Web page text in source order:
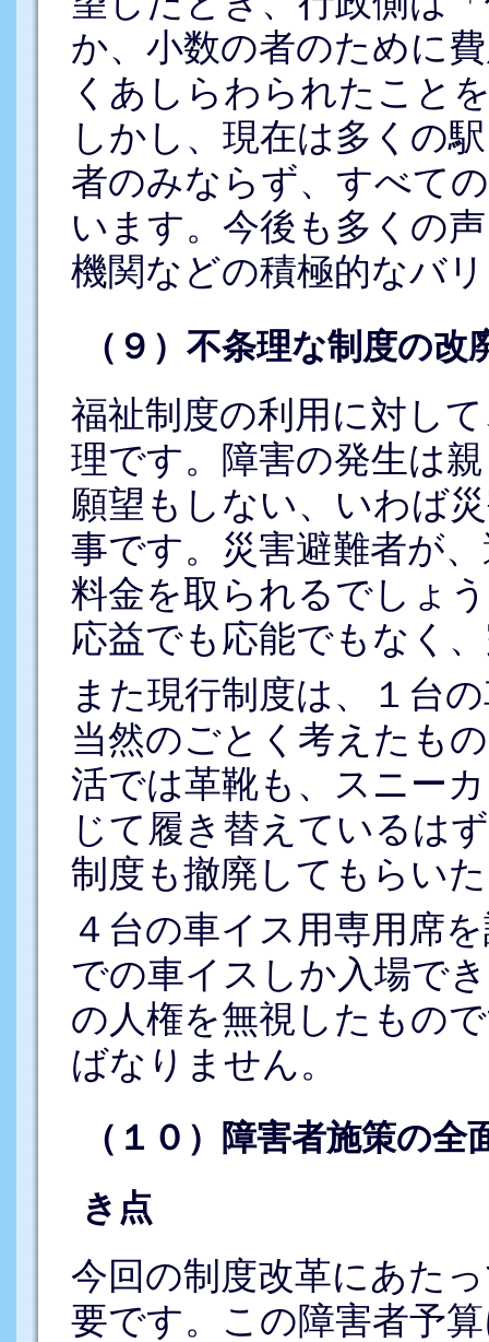
か、小数の者のために
くあしらわられたこと
しかし、現在は多くの
者のみならず、すべて
います。今後も多くの
機関などの積極的なバ
（９）不条理な制度の改
福祉制度の利用に対し
理です。障害の発生は
願望もしない、いわば
事です。災害避難者が
料金を取られるでしょ
応益でも応能でもなく
また現行制度は、１台
当然のごとく考えたも
活では革靴も、スニー
じて履き替えているは
制度も撤廃してもらい
４台の車イス用専用席
での車イスしか入場で
の人権を無視したもの
ばなりません。
（１０）障害者施策の
き点
今回の制度改革にあた
要です。この障害者予